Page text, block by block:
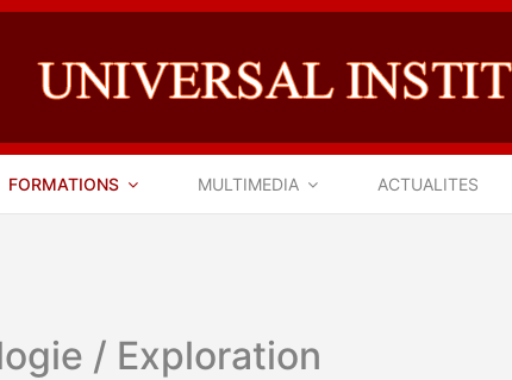
FORMATIONS MULTIMEDIA ACTUALITES
/ Exploration